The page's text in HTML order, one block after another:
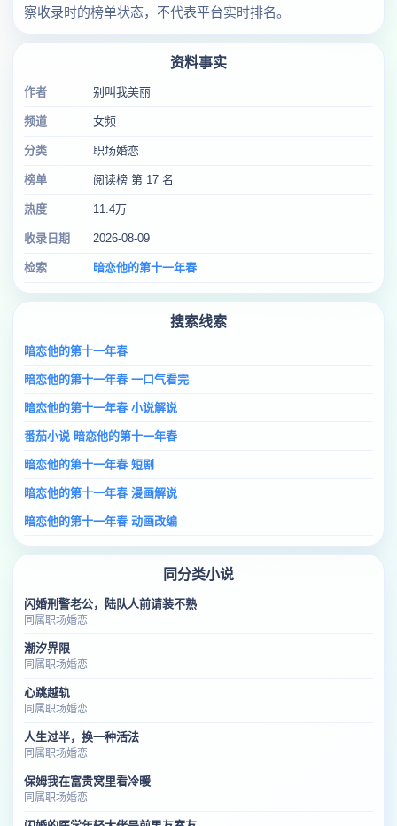
察收录时的榜单状态，不代表平台实时排名。
资料事实
作者 别叫我美丽
频道 女频
分类 职场婚恋
榜单 阅读榜 第 17 名
热度 11.4万
收录日期 2026-08-09
检索 暗恋他的第十一年春
搜索线索
暗恋他的第十一年春
暗恋他的第十一年春 一口气看完
暗恋他的第十一年春 小说解说
番茄小说 暗恋他的第十一年春
暗恋他的第十一年春 短剧
暗恋他的第十一年春 漫画解说
暗恋他的第十一年春 动画改编
同分类小说
闪婚刑警老公，陆队人前请装不熟
同属职场婚恋
潮汐界限
同属职场婚恋
心跳越轨
同属职场婚恋
人生过半，换一种活法
同属职场婚恋
保姆我在富贵窝里看冷暖
同属职场婚恋